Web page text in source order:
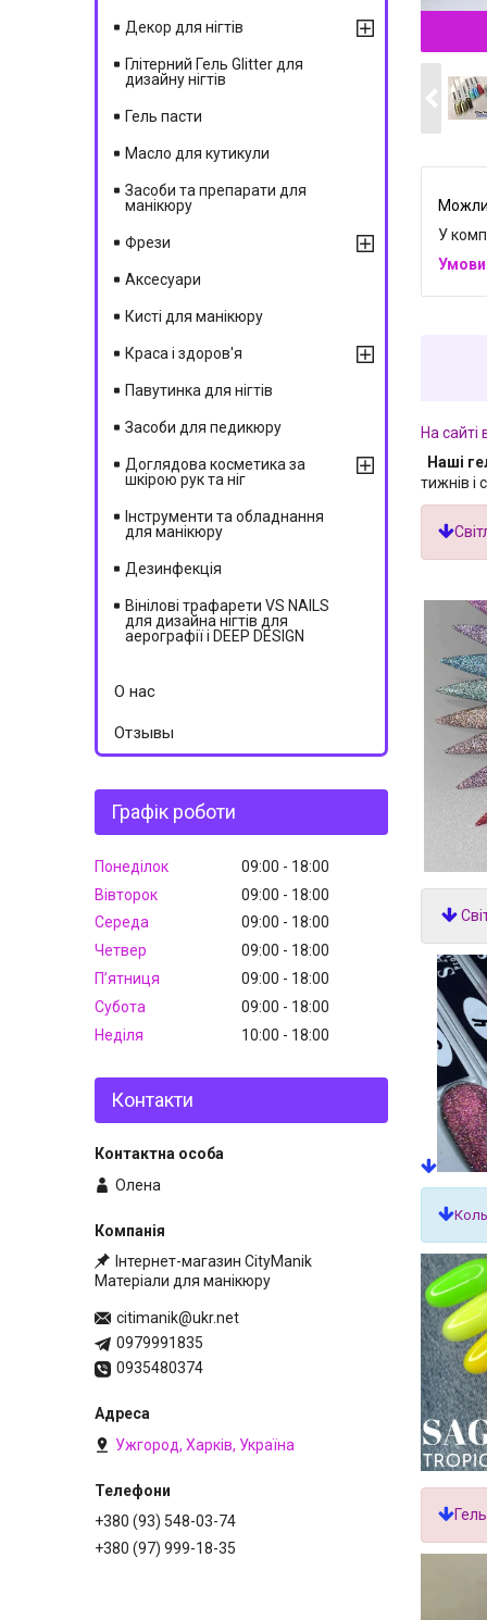
У
На сайті
Наші
тижнів і
Декор для нігтів
Глітерний Гель Glitter для
дизайну нігтів
Гель пасти
Масло для кутикули
Засоби та препарати для
манікюру
Фрези
Аксесуари
Кисті для манікюру
Краса і здоров'я
Павутинка для нігтів
Засоби для педикюру
Доглядова косметика за
шкірою рук та ніг
Інструменти та обладнання
для манікюру
Дезинфекція
Вінілові трафарети VS NAILS
для дизайна нігтів для
аерографії і DEEP DESIGN
О нас
Отзывы
Графік роботи
Понеділок 09:00
18:00
Вівторок
09:00
18:00
Середа
09:00
18:00
Четвер
09:00
18:00
Пʼятниця
09:00
18:00
Субота
09:00
18:00
Неділя
10:00 18:00
Контакти
Олена
Інтернет-магазин CityManik
Матеріали для манікюру
citimanik@ukr.net
0979991835
0935480374
Ужгород, Харків, Україна
+380 (93) 548-03-74
+380 (97) 999-18-35